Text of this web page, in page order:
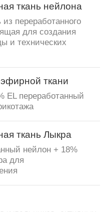
ткань нейлона
из переработанного
для создания
и технических
ткани
EL переработанный
ткань Лыкра
нейлон + 18%
для